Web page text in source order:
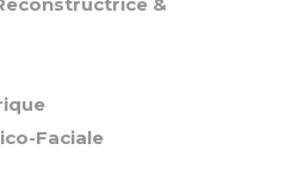
Faciale